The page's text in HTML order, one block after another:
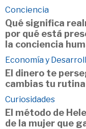
Conciencia
Qué significa
por qué está
la conciencia
Economía y
El dinero te
cambias tu rutina
Curiosidades
El método de
de la mujer que